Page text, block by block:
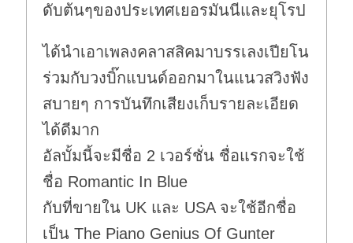
ดับต้นๆของประเทศเยอรมันนีและยุโรป
ได้นำเอาเพลงคลาสสิคมาบรรเลงเปียโน
ร่วมกับวงบิ๊กแบนด์ออกมาในแนวสวิงฟัง
สบายๆ การบันทึกเสียงเก็บรายละเอียด
ได้ดีมาก
อัลบั้มนี้จะมีชื่อ 2 เวอร์ชั่น ชื่อแรกจะใช้
ชื่อ Romantic In Blue
กับที่ขายใน UK และ USA จะใช้อีกชื่อ
เป็น The Piano Genius Of Gunter